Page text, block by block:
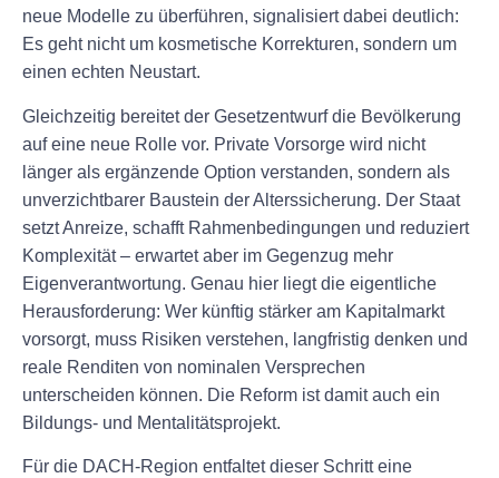
neue Modelle zu überführen, signalisiert dabei deutlich:
Es geht nicht um kosmetische Korrekturen, sondern um
einen echten Neustart.
Gleichzeitig bereitet der Gesetzentwurf die Bevölkerung
auf eine neue Rolle vor. Private Vorsorge wird nicht
länger als ergänzende Option verstanden, sondern als
unverzichtbarer Baustein der Alterssicherung. Der Staat
setzt Anreize, schafft Rahmenbedingungen und reduziert
Komplexität – erwartet aber im Gegenzug mehr
Eigenverantwortung. Genau hier liegt die eigentliche
Herausforderung: Wer künftig stärker am Kapitalmarkt
vorsorgt, muss Risiken verstehen, langfristig denken und
reale Renditen von nominalen Versprechen
unterscheiden können. Die Reform ist damit auch ein
Bildungs- und Mentalitätsprojekt.
Für die DACH-Region entfaltet dieser Schritt eine